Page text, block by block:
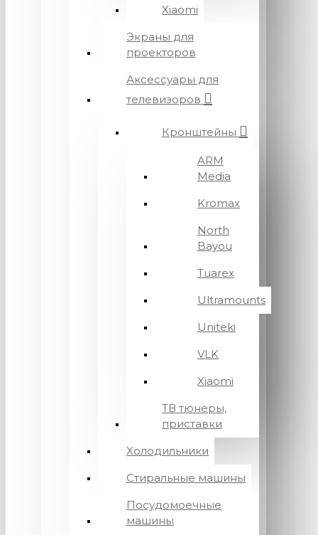
Xiaomi
Экраны для
проекторов
Аксессуары для
телевизоров
Кронштейны
ARM
Media
Kromax
North
Bayou
Tuarex
Ultramounts
Uniteki
VLK
Xiaomi
ТВ тюнеры,
приставки
Холодильники
Стиральные машины
Посудомоечные
машины